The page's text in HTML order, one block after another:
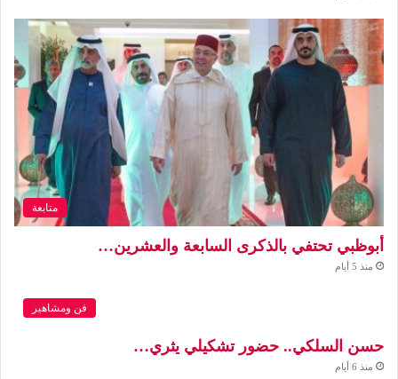
متابعة
أبوظبي تحتفي بالذكرى السابعة والعشرين…
منذ 5 أيام
فن ومشاهير
حسن السلكي.. حضور تشكيلي يثري…
منذ 6 أيام